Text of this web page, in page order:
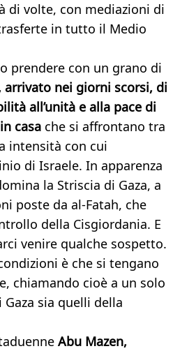
di volte, con mediazioni di
in tutto il Medio
prendere con un grano di
arrivato nei giorni scorsi, di
all’unità e alla pace di
casa che si affrontano tra
intensità con cui
di Israele. In apparenza
la Striscia di Gaza, a
poste da al-Fatah, che
della Cisgiordania. E
venire qualche sospetto.
è che si tengano
chiamando cioè a un solo
sia quelli della
Abu Mazen,